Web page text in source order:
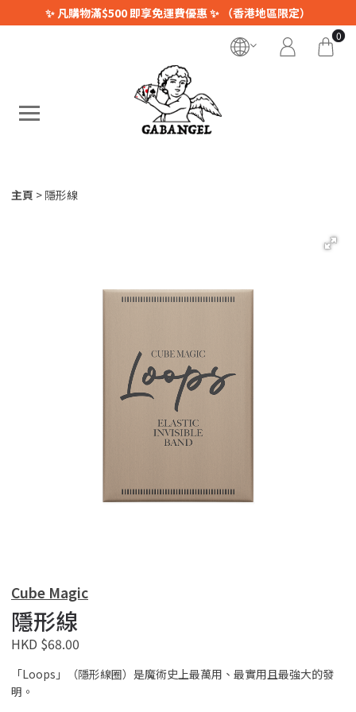
✨ 凡購物滿$500 即享免運費優惠 ✨ （香港地區限定）
0
主頁 隱形線
Cube Magic
隱形線
HKD $68.00
「Loops」（隱形線圈）是魔術史上最萬用、最實用且最強大的發
明。